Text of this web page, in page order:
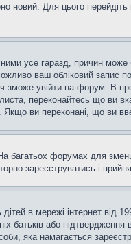
Для цього перейдіть
усе гаразд, причин
ваш обліковий запис
зможе увійти на форум. В
переконайтесь що ви
ви переконані, що ви
форумах для
зареєструватись і
в мережі інтернет від
або підтвердження
яка намагається